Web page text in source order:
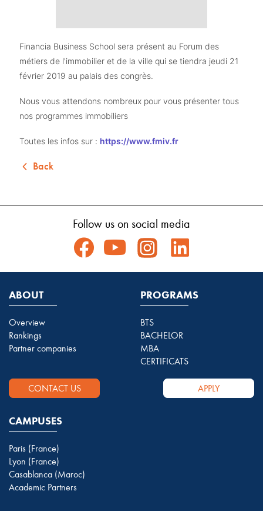
Financia Business School sera présent au Forum des
métiers de l'immobilier et de la ville qui se tiendra jeudi 21
février 2019 au palais des congrès.
Nous vous attendons nombreux pour vous présenter tous
nos programmes immobiliers
Toutes les infos sur : https://www.fmiv.fr
Back
Follow us on social media
ABOUT
Overview
Rankings
Partner companies
PROGRAMS
BTS
BACHELOR
MBA
CERTIFICATS
CONTACT US APPLY
CAMPUSES
Paris (France)
Lyon (France)
Casablanca (Maroc)
Academic Partners